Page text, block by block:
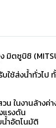
ตซูบิชิ
ใช้ส่งน้ำทั่วไป
น ในงานล้างค่า
แรงดัน
น้ำอัตโนมัติ